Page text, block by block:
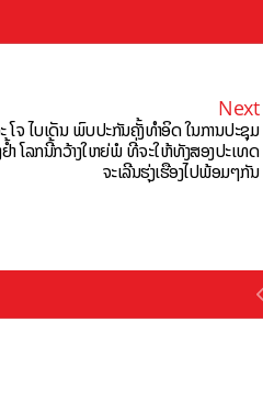
Next
ໂຈ ໄບເດັນ ພົບປະກັນຄັ້ງທຳອິດ ໃນການປະຊຸມ
າ ໂລກນີ້ກວ້າງໃຫຍ່ພໍ ທີ່ຈະໃຫ້ທັງສອງປະເທດ
ຈະເລີນຮຸ່ງເຮືອງໄປພ້ອມໆກັນ